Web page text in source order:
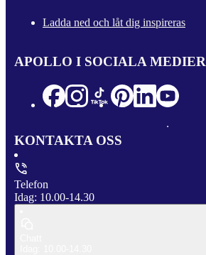
Ladda ned och låt dig inspireras
APOLLO I SOCIALA MEDIER
KONTAKTA OSS
Telefon
Idag: 10.00-14.30